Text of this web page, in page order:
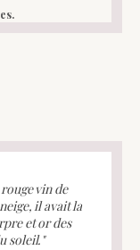
vin de
il avait la
et or des
soleil."